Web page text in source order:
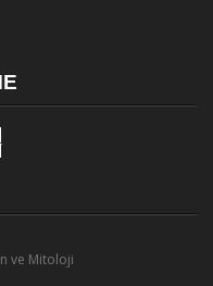
ve Mitoloji